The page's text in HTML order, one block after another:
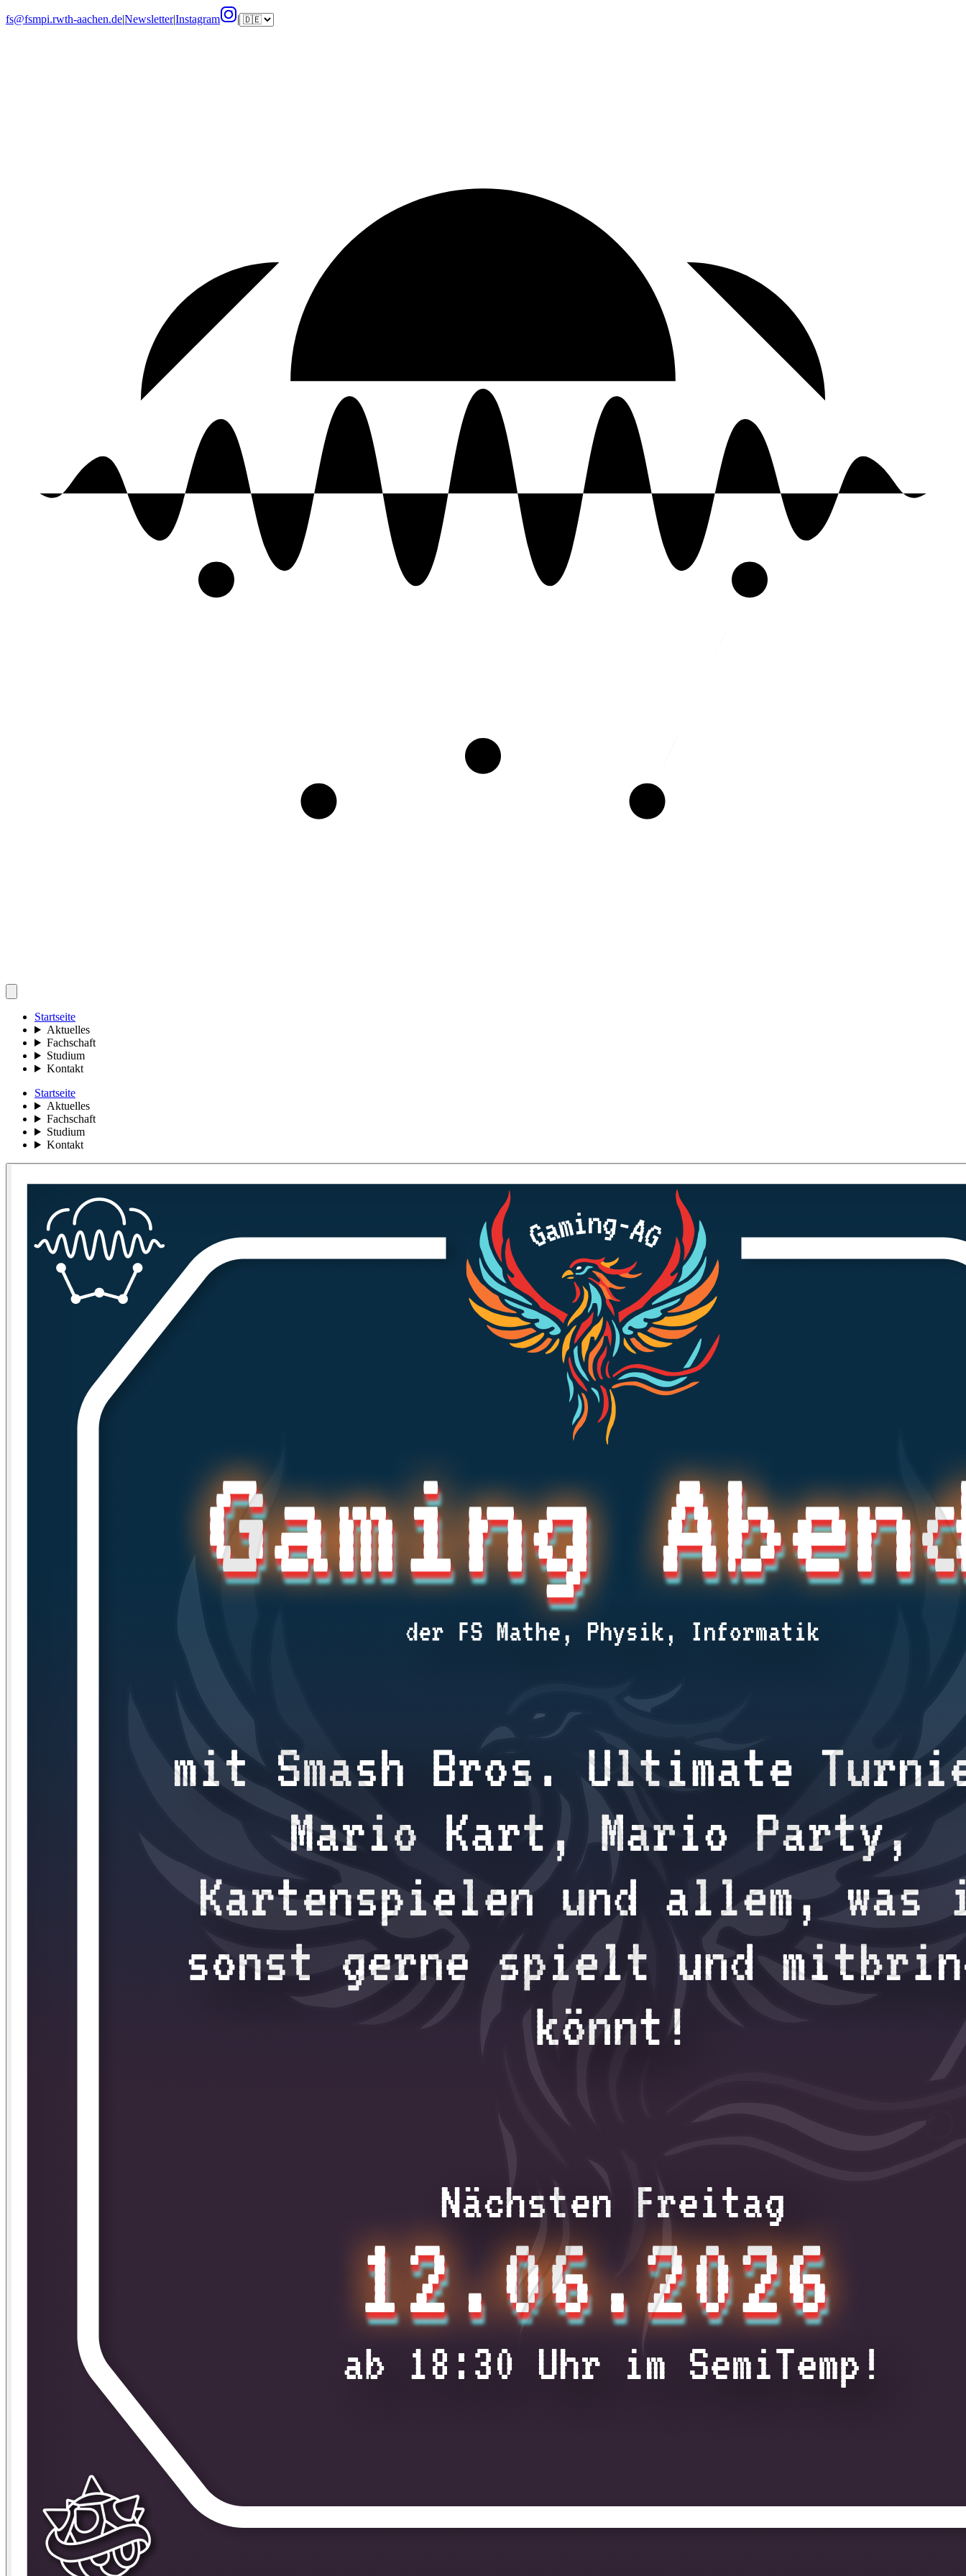
fs@fsmpi.rwth-aachen.de|Newsletter|Instagram |
Startseite
Aktuelles
Fachschaft
Studium
Kontakt
Startseite
Aktuelles
Fachschaft
Studium
Kontakt